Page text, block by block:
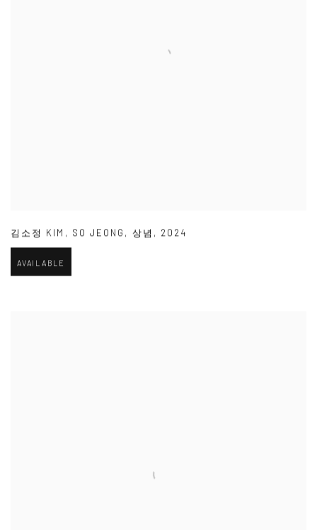
김소정 KIM , SO JEONG , 상념 , 2024
AVAILABLE